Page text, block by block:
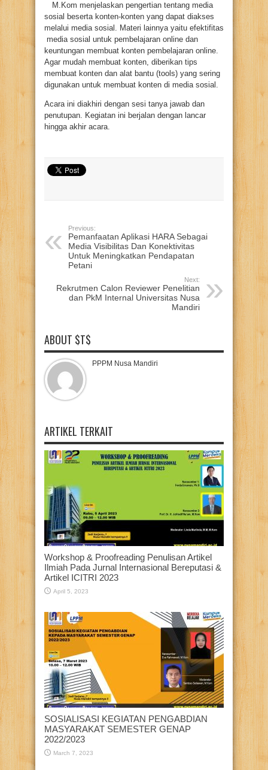
M.Kom menjelaskan pengertian tentang media
sosial beserta konten-konten yang dapat diakses
melalui media sosial. Materi lainnya yaitu efektifitas
media sosial untuk pembelajaran online dan
keuntungan membuat konten pembelajaran online.
Agar mudah membuat konten, diberikan tips
membuat konten dan alat bantu (tools) yang sering
digunakan untuk membuat konten di media sosial.
Acara ini diakhiri dengan sesi tanya jawab dan
penutupan. Kegiatan ini berjalan dengan lancar
hingga akhir acara.
Previous:
Pemanfaatan Aplikasi HARA Sebagai
Media Visibilitas Dan Konektivitas
Untuk Meningkatkan Pendapatan
Petani
Next:
Rekrutmen Calon Reviewer Penelitian
dan PkM Internal Universitas Nusa
Mandiri
ABOUT $T$
PPPM Nusa Mandiri
ARTIKEL TERKAIT
Workshop & Proofreading Penulisan Artikel
Ilmiah Pada Jurnal Internasional Bereputasi &
Artikel ICITRI 2023
April 5, 2023
SOSIALISASI KEGIATAN PENGABDIAN
MASYARAKAT SEMESTER GENAP
2022/2023
March 7, 2023